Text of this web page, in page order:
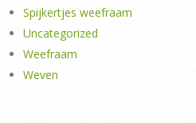
Spijkertjes weefraam
Uncategorized
Weefraam
Weven